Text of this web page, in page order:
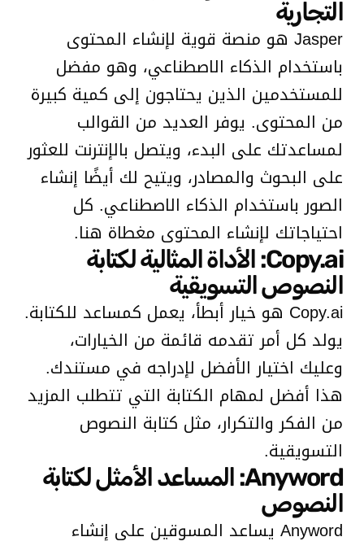
التجارية
Jasper هو منصة قوية لإنشاء المحتوى
باستخدام الذكاء الاصطناعي، وهو مفضل
للمستخدمين الذين يحتاجون إلى كمية كبيرة
من المحتوى. يوفر العديد من القوالب
لمساعدتك على البدء، ويتصل بالإنترنت للعثور
على البحوث والمصادر، ويتيح لك أيضًا إنشاء
الصور باستخدام الذكاء الاصطناعي. كل
احتياجاتك لإنشاء المحتوى مغطاة هنا.
Copy.ai: الأداة المثالية لكتابة
النصوص التسويقية
Copy.ai هو خيار أبطأ، يعمل كمساعد للكتابة.
يولد كل أمر تقدمه قائمة من الخيارات،
وعليك اختيار الأفضل لإدراجه في مستندك.
هذا أفضل لمهام الكتابة التي تتطلب المزيد
من الفكر والتكرار، مثل كتابة النصوص
التسويقية.
Anyword: المساعد الأمثل لكتابة
النصوص
Anyword يساعد المسوقين على إنشاء